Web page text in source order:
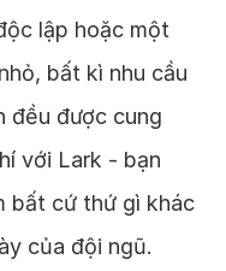
lập hoặc một
bất kì nhu cầu
đều được cung
với Lark - bạn
bất cứ thứ gì khác
của đội ngũ.